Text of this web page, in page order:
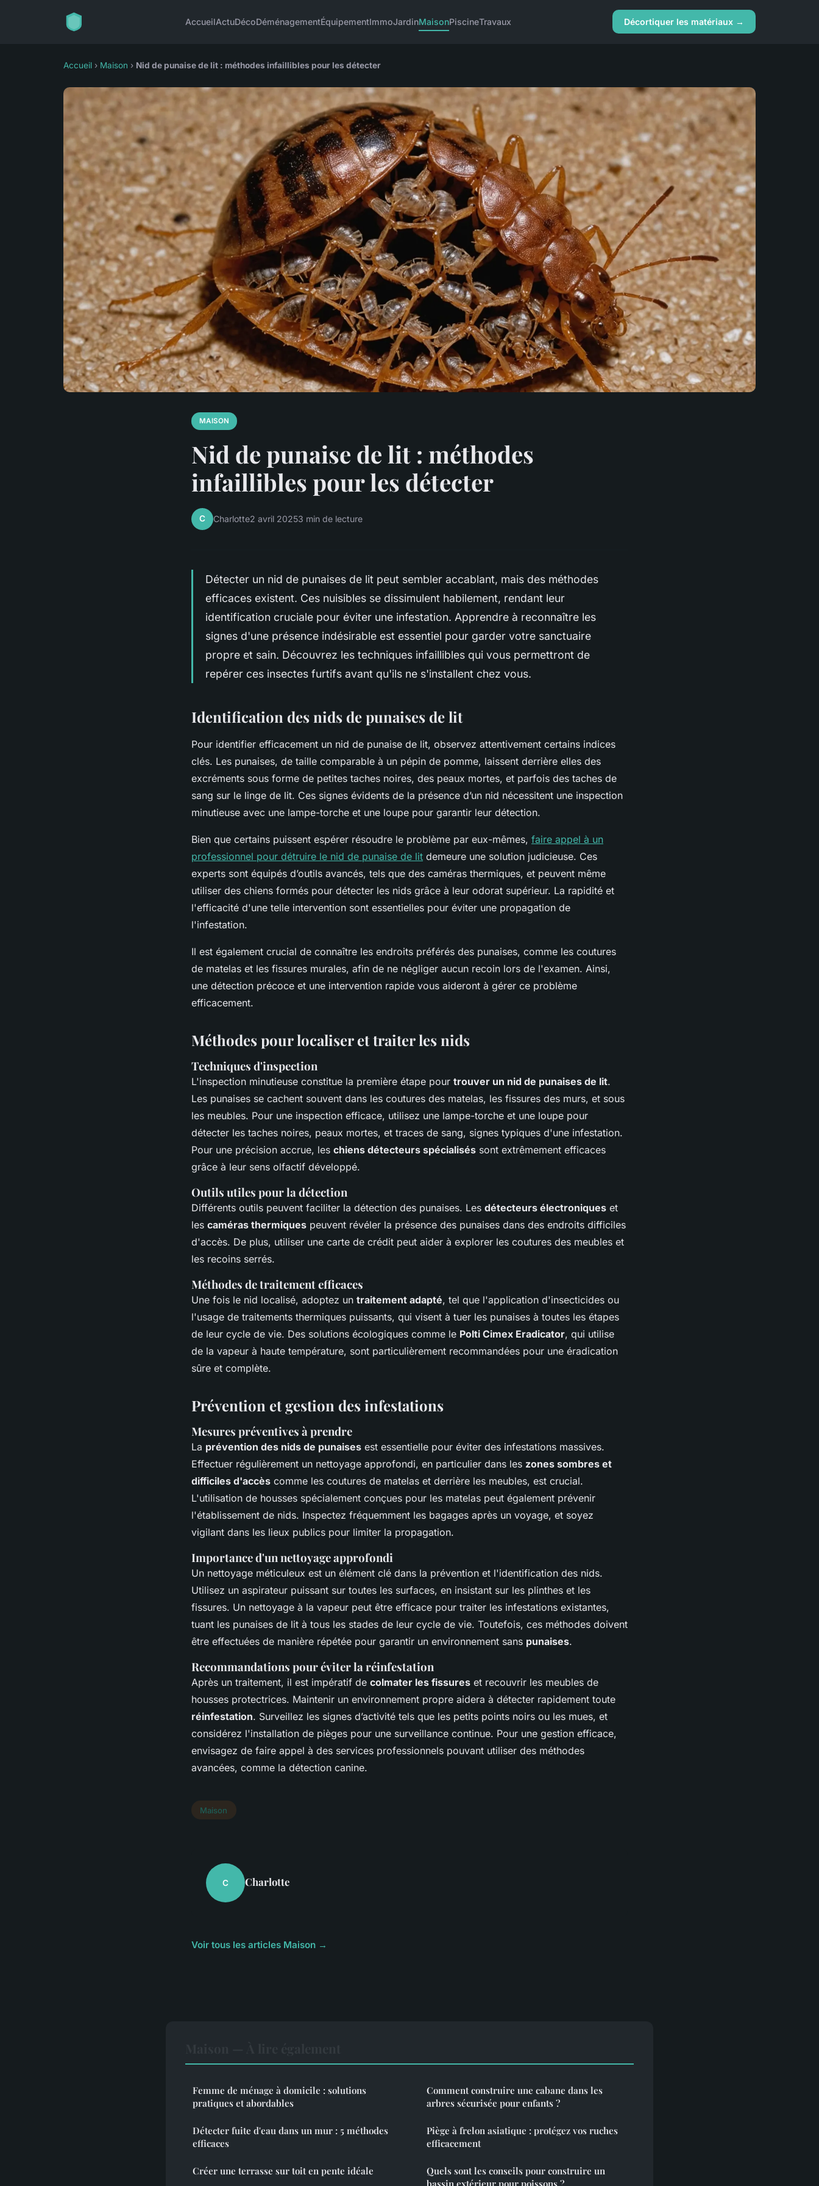
AccueilActuDécoDéménagementÉquipementImmoJardinMaisonPiscineTravaux Décortiquer les matériaux →
Accueil › Maison › Nid de punaise de lit : méthodes infaillibles pour les détecter
MAISON
Nid de punaise de lit : méthodes
infaillibles pour les détecter
C Charlotte2 avril 20253 min de lecture
Détecter un nid de punaises de lit peut sembler accablant, mais des méthodes
efficaces existent. Ces nuisibles se dissimulent habilement, rendant leur
identification cruciale pour éviter une infestation. Apprendre à reconnaître les
signes d'une présence indésirable est essentiel pour garder votre sanctuaire
propre et sain. Découvrez les techniques infaillibles qui vous permettront de
repérer ces insectes furtifs avant qu'ils ne s'installent chez vous.
Identification des nids de punaises de lit
Pour identifier efficacement un nid de punaise de lit, observez attentivement certains indices
clés. Les punaises, de taille comparable à un pépin de pomme, laissent derrière elles des
excréments sous forme de petites taches noires, des peaux mortes, et parfois des taches de
sang sur le linge de lit. Ces signes évidents de la présence d’un nid nécessitent une inspection
minutieuse avec une lampe-torche et une loupe pour garantir leur détection.
Bien que certains puissent espérer résoudre le problème par eux-mêmes, faire appel à un
professionnel pour détruire le nid de punaise de lit demeure une solution judicieuse. Ces
experts sont équipés d’outils avancés, tels que des caméras thermiques, et peuvent même
utiliser des chiens formés pour détecter les nids grâce à leur odorat supérieur. La rapidité et
l'efficacité d'une telle intervention sont essentielles pour éviter une propagation de
l'infestation.
Il est également crucial de connaître les endroits préférés des punaises, comme les coutures
de matelas et les fissures murales, afin de ne négliger aucun recoin lors de l'examen. Ainsi,
une détection précoce et une intervention rapide vous aideront à gérer ce problème
efficacement.
Méthodes pour localiser et traiter les nids
Techniques d'inspection
L'inspection minutieuse constitue la première étape pour trouver un nid de punaises de lit.
Les punaises se cachent souvent dans les coutures des matelas, les fissures des murs, et sous
les meubles. Pour une inspection efficace, utilisez une lampe-torche et une loupe pour
détecter les taches noires, peaux mortes, et traces de sang, signes typiques d'une infestation.
Pour une précision accrue, les chiens détecteurs spécialisés sont extrêmement efficaces
grâce à leur sens olfactif développé.
Outils utiles pour la détection
Différents outils peuvent faciliter la détection des punaises. Les détecteurs électroniques et
les caméras thermiques peuvent révéler la présence des punaises dans des endroits difficiles
d'accès. De plus, utiliser une carte de crédit peut aider à explorer les coutures des meubles et
les recoins serrés.
Méthodes de traitement efficaces
Une fois le nid localisé, adoptez un traitement adapté, tel que l'application d'insecticides ou
l'usage de traitements thermiques puissants, qui visent à tuer les punaises à toutes les étapes
de leur cycle de vie. Des solutions écologiques comme le Polti Cimex Eradicator, qui utilise
de la vapeur à haute température, sont particulièrement recommandées pour une éradication
sûre et complète.
Prévention et gestion des infestations
Mesures préventives à prendre
La prévention des nids de punaises est essentielle pour éviter des infestations massives.
Effectuer régulièrement un nettoyage approfondi, en particulier dans les zones sombres et
difficiles d'accès comme les coutures de matelas et derrière les meubles, est crucial.
L'utilisation de housses spécialement conçues pour les matelas peut également prévenir
l'établissement de nids. Inspectez fréquemment les bagages après un voyage, et soyez
vigilant dans les lieux publics pour limiter la propagation.
Importance d'un nettoyage approfondi
Un nettoyage méticuleux est un élément clé dans la prévention et l'identification des nids.
Utilisez un aspirateur puissant sur toutes les surfaces, en insistant sur les plinthes et les
fissures. Un nettoyage à la vapeur peut être efficace pour traiter les infestations existantes,
tuant les punaises de lit à tous les stades de leur cycle de vie. Toutefois, ces méthodes doivent
être effectuées de manière répétée pour garantir un environnement sans punaises.
Recommandations pour éviter la réinfestation
Après un traitement, il est impératif de colmater les fissures et recouvrir les meubles de
housses protectrices. Maintenir un environnement propre aidera à détecter rapidement toute
réinfestation. Surveillez les signes d’activité tels que les petits points noirs ou les mues, et
considérez l'installation de pièges pour une surveillance continue. Pour une gestion efficace,
envisagez de faire appel à des services professionnels pouvant utiliser des méthodes
avancées, comme la détection canine.
Maison
C Charlotte
Voir tous les articles Maison →
Femme de ménage à domicile : solutions
pratiques et abordables
Détecter fuite d'eau dans un mur : 5 méthodes
efficaces
Créer une terrasse sur toit en pente idéale
Comment construire une cabane dans les
arbres sécurisée pour enfants ?
Piège à frelon asiatique : protégez vos ruches
efficacement
Quels sont les conseils pour construire un